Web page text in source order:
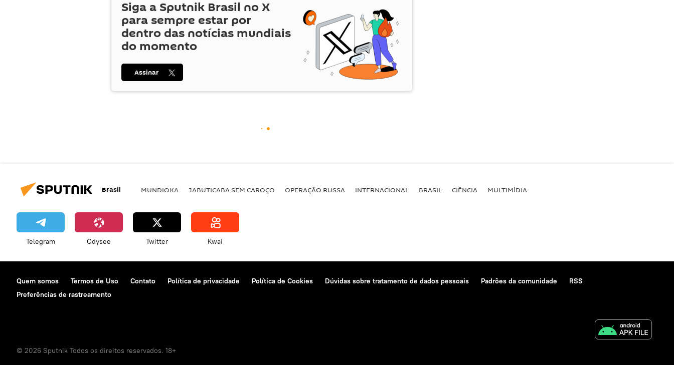
Siga a Sputnik Brasil noX
para sempre estar por
dentro das notícias mundiais
do momento
Assinar
Brasil MUNDIOKA JABUTICABA SEM CAROÇO OPERAÇÃO RUSSA INTERNACIONAL BRASIL CIÊNCIA MULTIMÍDIA
Telegram Odysee Twitter Kwai
Quem somos Termos de Uso Contato Política de privacidade Política de Cookies Dúvidas sobre tratamento de dados pessoais Padrões da comunidade
RSS
Preferências de rastreamento
© 2026 Sputnik Todos os direitos reservados. 18+